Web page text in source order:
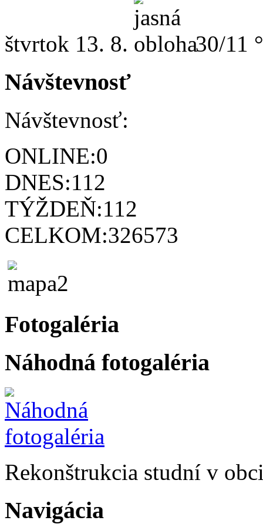
štvrtok 13. 8. 30/11
Návštevnosť
Návštevnosť:
ONLINE:0
DNES:112
TÝŽDEŇ:112
CELKOM:326573
Fotogaléria
Náhodná fotogaléria
Rekonštrukcia studní v
Navigácia